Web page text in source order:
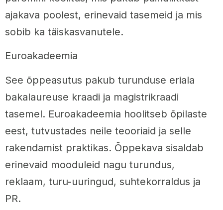
ajakava poolest, erinevaid tasemeid ja mis
sobib ka täiskasvanutele.
Euroakadeemia
See õppeasutus pakub turunduse eriala
bakalaureuse kraadi ja magistrikraadi
tasemel. Euroakadeemia hoolitseb õpilaste
eest, tutvustades neile teooriaid ja selle
rakendamist praktikas. Õppekava sisaldab
erinevaid mooduleid nagu turundus,
reklaam, turu-uuringud, suhtekorraldus ja
PR.